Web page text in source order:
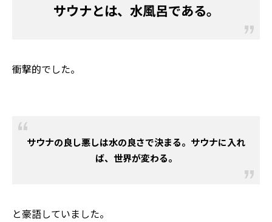
サウナとは、水風呂である。
衝撃的でした。
サウナの良し悪しは水の良さで決まる。サウナに入れ
ば、世界が変わる。
と豪語していました。